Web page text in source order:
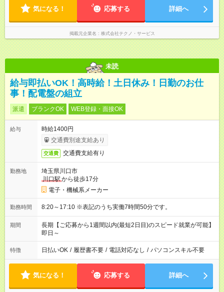
気になる！ 応募する 詳細へ
掲載元企業名 株式会社テクノ・サービス
未読
給与即払いOK！高時給！土日休み！日勤のお仕
事！配電盤の組立
派遣 ブランクOK WEB登録・面接OK
給与
時給1400円
交通費別途支給あり
交通費 交通費支給有り
勤務地
埼玉県川口市
川口駅から徒歩17分
電子・機械系メーカー
勤務時間 8:20～17:10 ※表記のうち実働7時間50分です。
期間
長期【ご応募から1週間以内(最短2日目)のスピード就業が可能】
即日～
特徴 日払いOK / 履歴書不要 / 電話対応なし / パソコンスキル不要
気になる！ 応募する 詳細へ